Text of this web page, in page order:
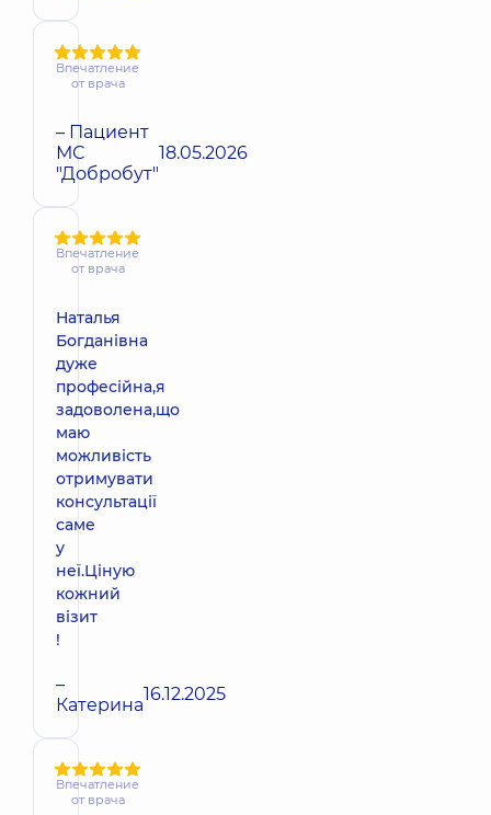
Впечатление
от врача
– Пациент
МС
"Добробут"
18.05.2026
Впечатление
от врача
Наталья
Богданівна
дуже
професійна,я
задоволена,що
маю
можливість
отримувати
консультації
саме
у
неї.Ціную
кожний
візит
!
–
Катерина16.12.2025
Впечатление
от врача